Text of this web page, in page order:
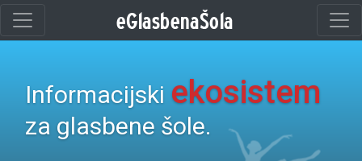
Informacijski ekosistem
za glasbene šole.